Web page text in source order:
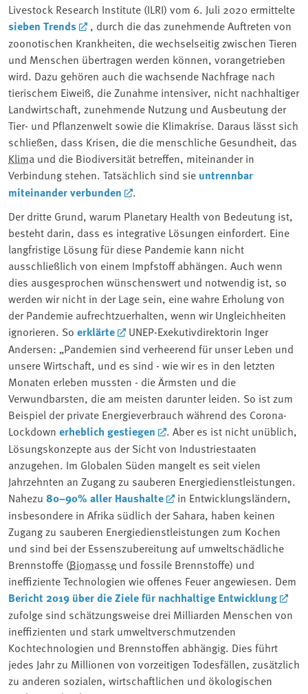
Livestock Research Institute (ILRI) vom 6. Juli 2020 ermittelte
sieben Trends
, durch die das zunehmende Auftreten von
zoonotischen Krankheiten, die wechselseitig zwischen Tieren
und Menschen übertragen werden können, vorangetrieben
wird. Dazu gehören auch die wachsende Nachfrage nach
tierischem Eiweiß, die Zunahme intensiver, nicht nachhaltiger
Landwirtschaft, zunehmende Nutzung und Ausbeutung der
Tier- und Pflanzenwelt sowie die Klimakrise. Daraus lässt sich
schließen, dass Krisen, die die menschliche Gesundheit, das
Klima und die Biodiversität betreffen, miteinander in
Verbindung stehen. Tatsächlich sind sie untrennbar
miteinander verbunden
.
Der dritte Grund, warum Planetary Health von Bedeutung ist,
besteht darin, dass es integrative Lösungen einfordert. Eine
langfristige Lösung für diese Pandemie kann nicht
ausschließlich von einem Impfstoff abhängen. Auch wenn
dies ausgesprochen wünschenswert und notwendig ist, so
werden wir nicht in der Lage sein, eine wahre Erholung von
der Pandemie aufrechtzuerhalten, wenn wir Ungleichheiten
ignorieren. So erklärte
UNEP-Exekutivdirektorin Inger
Andersen: „Pandemien sind verheerend für unser Leben und
unsere Wirtschaft, und es sind - wie wir es in den letzten
Monaten erleben mussten - die Ärmsten und die
Verwundbarsten, die am meisten darunter leiden. So ist zum
Beispiel der private Energieverbrauch während des Corona-
Lockdown erheblich gestiegen
. Aber es ist nicht unüblich,
Lösungskonzepte aus der Sicht von Industriestaaten
anzugehen. Im Globalen Süden mangelt es seit vielen
Jahrzehnten an Zugang zu sauberen Energiedienstleistungen.
Nahezu 80–90% aller Haushalte
in Entwicklungsländern,
insbesondere in Afrika südlich der Sahara, haben keinen
Zugang zu sauberen Energiedienstleistungen zum Kochen
und sind bei der Essenszubereitung auf umweltschädliche
Brennstoffe (Biomasse und fossile Brennstoffe) und
ineffiziente Technologien wie offenes Feuer angewiesen. Dem
Bericht 2019 über die Ziele für nachhaltige Entwicklung
zufolge sind schätzungsweise drei Milliarden Menschen von
ineffizienten und stark umweltverschmutzenden
Kochtechnologien und Brennstoffen abhängig. Dies führt
jedes Jahr zu Millionen von vorzeitigen Todesfällen, zusätzlich
zu anderen sozialen, wirtschaftlichen und ökologischen